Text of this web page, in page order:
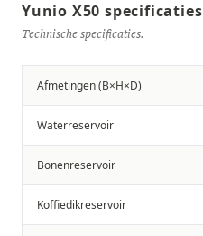
Yunio X50 specificaties
Technische specificaties.
Afmetingen (B×H×D)
Waterreservoir
Bonenreservoir
Koffiedikreservoir